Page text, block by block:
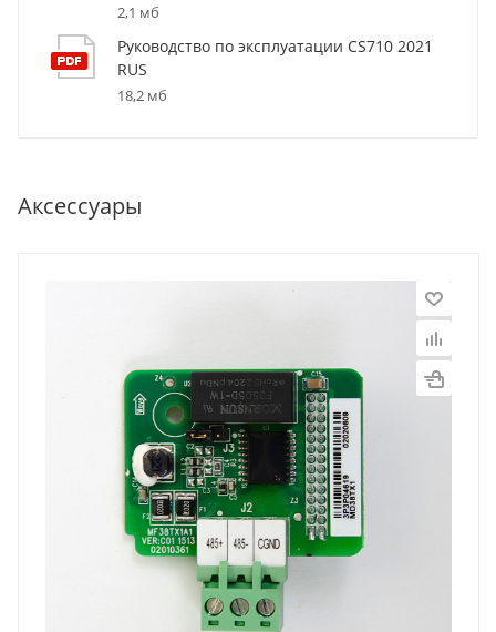
2,1 мб
Руководство по эксплуатации CS710 2021
RUS
18,2 мб
Аксессуары